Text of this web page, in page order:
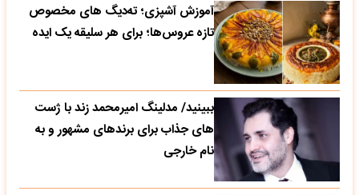
آموزش آشپزی؛ ته‌دیگ‌ های مخصوص
تازه‌ عروس‌ها؛ برای هر سلیقه یک ایده
ببینید/ مدلینگ امیرمحمد زند با ژست
های جذاب برای برندهای مشهور و به
نام خارجی